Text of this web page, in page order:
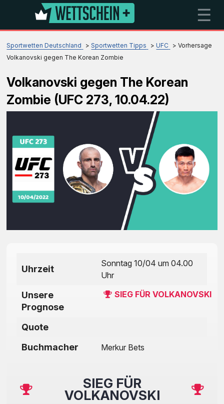
☰
Sportwetten Deutschland Sportwetten Tipps UFC
Vorhersage
Volkanovski gegen The Korean Zombie
Volkanovski gegen The Korean
Zombie (UFC 273, 10.04.22)
Uhrzeit
Sonntag 10/04 um 04.00
Uhr
Unsere
Prognose
SIEG FÜR VOLKANOVSKI
Quote
Buchmacher
Merkur Bets
SIEG FÜR
VOLKANOVSKI